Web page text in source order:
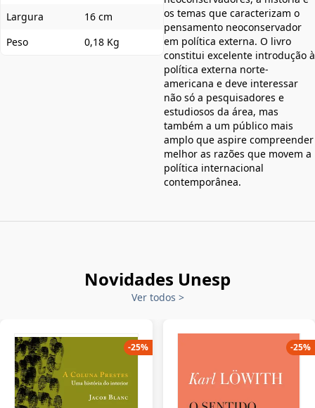
Largura
16 cm
Peso
0,18 Kg
os temas que caracterizam o
pensamento neoconservador
em política externa. O livro
constitui excelente introdução à
política externa norte-
americana e deve interessar
não só a pesquisadores e
estudiosos da área, mas
também a um público mais
amplo que aspire compreender
melhor as razões que movem a
política internacional
contemporânea.
Novidades Unesp
Ver todos >
-25% -25%